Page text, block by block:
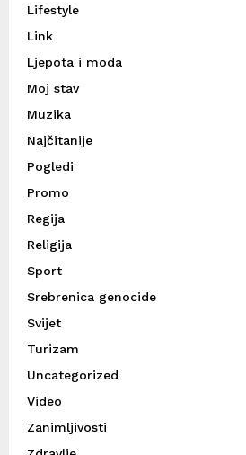
Lifestyle
Link
Ljepota i moda
Moj stav
Muzika
Najčitanije
Pogledi
Promo
Regija
Religija
Sport
Srebrenica genocide
Svijet
Turizam
Uncategorized
Video
Zanimljivosti